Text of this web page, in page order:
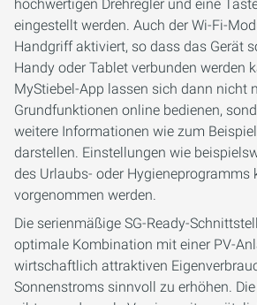
hochwertigen Drehregler und eine
eingestellt werden. Auch der Wi-Fi-
Handgriff aktiviert, so dass das Gerät
Handy oder Tablet verbunden werden
MyStiebel-App lassen sich dann nicht
Grundfunktionen online bedienen,
weitere Informationen wie zum
darstellen. Einstellungen wie
des Urlaubs- oder Hygieneprogramms
vorgenommen werden.
Die serienmäßige SG-Ready-
optimale Kombination mit einer PV-
wirtschaftlich attraktiven
Sonnenstroms sinnvoll zu erhöhen.